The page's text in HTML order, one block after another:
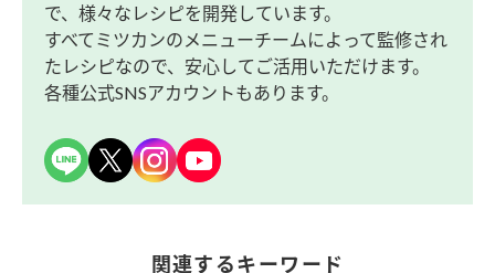
で、様々なレシピを開発しています。
すべてミツカンのメニューチームによって監修され
たレシピなので、安心してご活用いただけます。
各種公式SNSアカウントもあります。
関連するキーワード